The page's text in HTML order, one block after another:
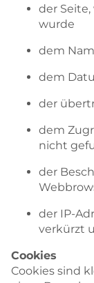
der
wurde
dem
dem
der
dem
nicht
der
der IP-
verkürzt
Cookies
Cookies sind